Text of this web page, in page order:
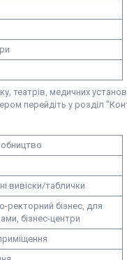
театрів, медичних
перейдіть у розділ
вивіски/таблички
ректорний бізнес, для
бізнес-центри